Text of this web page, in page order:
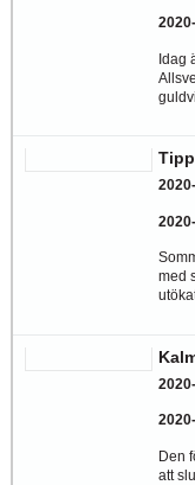
Idag
med
Den
att